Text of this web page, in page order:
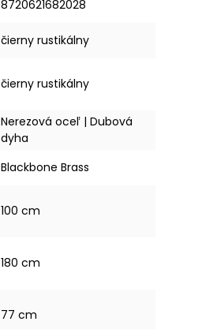
8720621682028
čierny rustikálny
čierny rustikálny
Nerezová oceľ | Dubová
dyha
Blackbone Brass
100 cm
180 cm
77 cm